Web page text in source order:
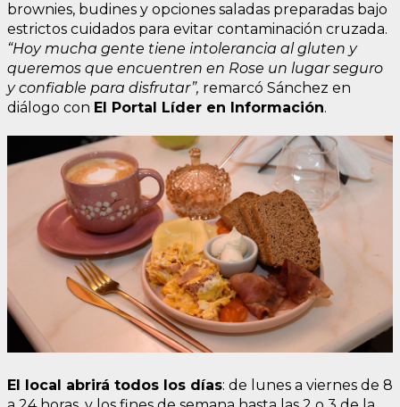
brownies, budines y opciones saladas preparadas bajo
estrictos cuidados para evitar contaminación cruzada.
“Hoy mucha gente tiene intolerancia al gluten y
queremos que encuentren en Rose un lugar seguro
y confiable para disfrutar”, remarcó Sánchez en
diálogo con El Portal Líder en Información.
El local abrirá todos los días: de lunes a viernes de 8